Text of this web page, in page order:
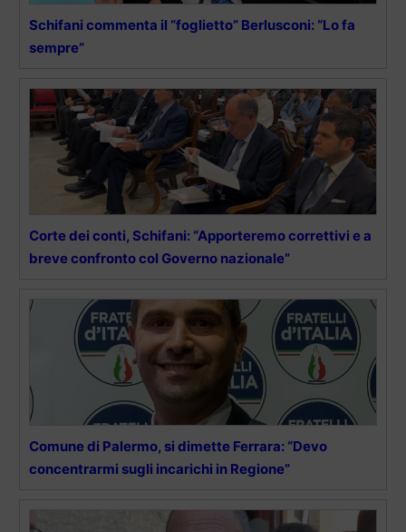
Schifani commenta il “foglietto” Berlusconi: “Lo fa
sempre”
Corte dei conti, Schifani: “Apporteremo correttivi e a
breve confronto col Governo nazionale”
Comune di Palermo, si dimette Ferrara: “Devo
concentrarmi sugli incarichi in Regione”